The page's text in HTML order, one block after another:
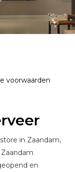
voorwaarden
in Zaandam,
en